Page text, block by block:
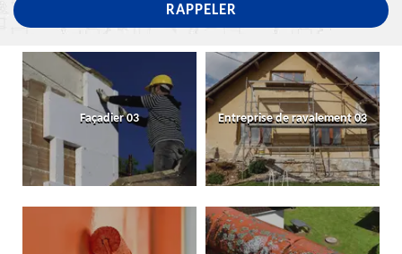
Façadier 03 Entreprise de ravalement 03